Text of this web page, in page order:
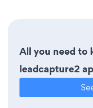
All you need to
leadcapture2